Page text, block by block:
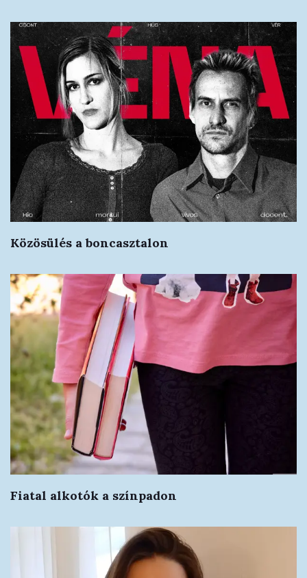
Közösülés a boncasztalon
Fiatal alkotók a színpadon